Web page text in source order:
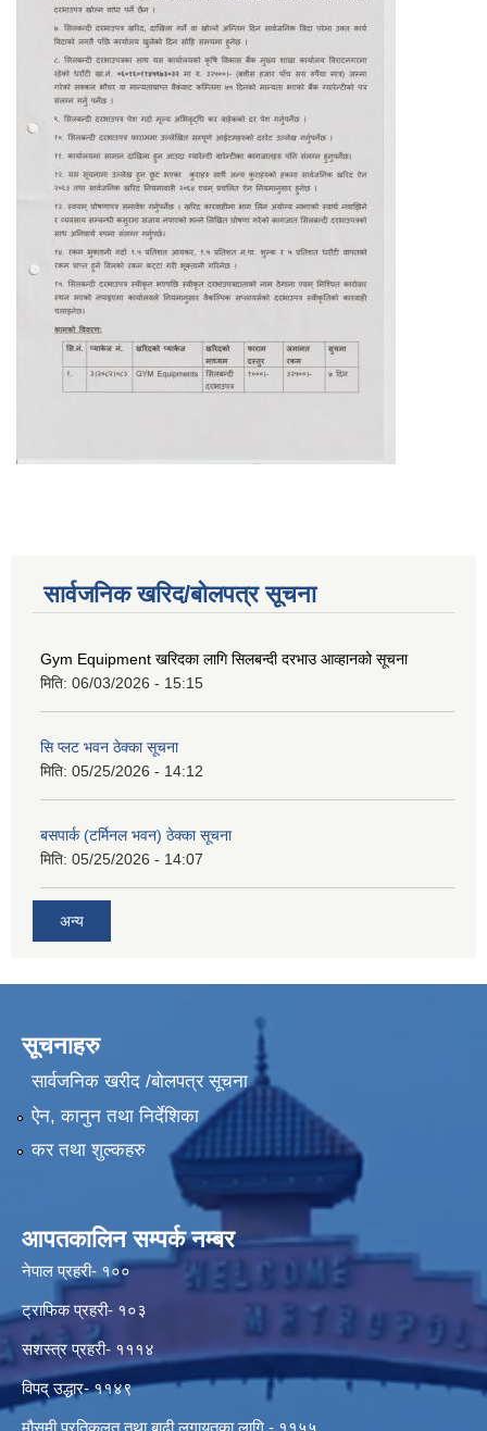
सार्वजनिक खरिद/बोलपत्र सूचना
Gym Equipment खरिदका लागि सिलबन्दी दरभाउ आव्हानको सूचना
मिति: 06/03/2026 - 15:15
सि प्लट भवन ठेक्का सूचना
मिति: 05/25/2026 - 14:12
बसपार्क (टर्मिनल भवन) ठेक्का सूचना
मिति: 05/25/2026 - 14:07
अन्य
सूचनाहरु
सार्वजनिक खरीद /बोलपत्र सूचना
ऐन, कानुन तथा निर्देशिका
कर तथा शुल्कहरु
आपतकालिन सम्पर्क नम्बर
नेपाल प्रहरी- १००
ट्राफिक प्रहरी- १०३
सशस्त्र प्रहरी- १११४
विपद् उद्धार- ११४९
मौसमी प्रतिकुलत तथा बाढी लगायतका लागि - ११५५